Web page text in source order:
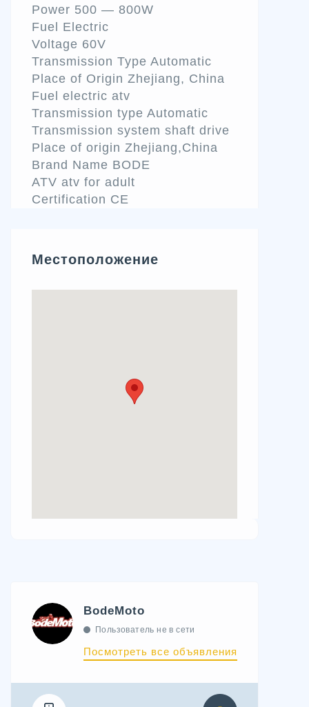
Power 500 — 800W
Fuel Electric
Voltage 60V
Transmission Type Automatic
Place of Origin Zhejiang, China
Fuel electric atv
Transmission type Automatic
Transmission system shaft drive
Place of origin Zhejiang,China
Brand Name BODE
ATV atv for adult
Certification CE
Местоположение
BodeMoto
Пользователь не в сети
Посмотреть все объявления